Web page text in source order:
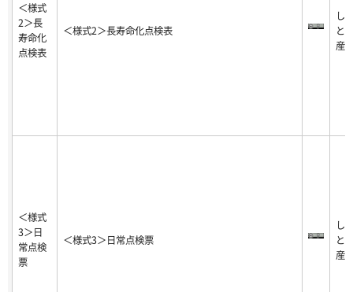
＜様式
2＞長
寿命化
点検表
＜様式2＞長寿命化点検表
し
と
産
＜様式
3＞日
常点検
票
＜様式3＞日常点検票
し
と
産